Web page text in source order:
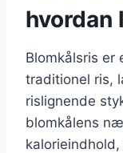
hvordan
Blomkålsris er
traditionel ris,
rislignende
blomkålens